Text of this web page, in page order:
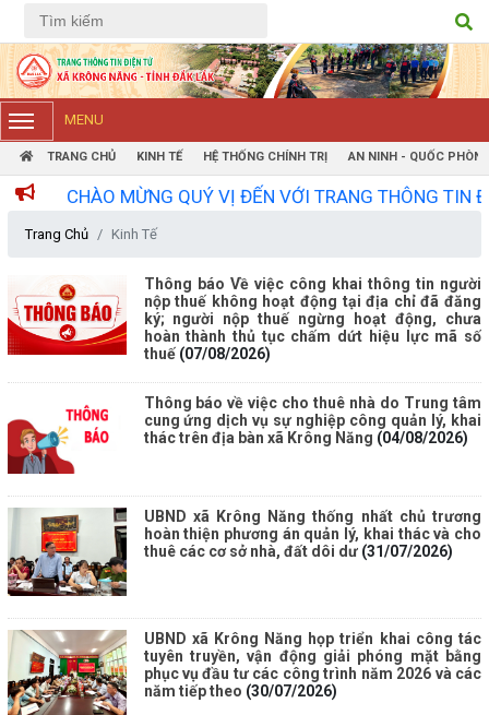
Tiếng Việt Tiếng Anh
MENU
TRANG CHỦ KINH TẾ HỆ THỐNG CHÍNH TRỊ AN NINH - QUỐC
CHÀO MỪNG QUÝ VỊ ĐẾN VỚI TRANG THÔNG TIN ĐIỆN
Trang Chủ Kinh Tế
Thông báo Về việc công khai thông tin người
nộp thuế không hoạt động tại địa chỉ đã đăng
ký; người nộp thuế ngừng hoạt động, chưa
hoàn thành thủ tục chấm dứt hiệu lực mã số
thuế (07/08/2026)
Thông báo về việc cho thuê nhà do Trung tâm
cung ứng dịch vụ sự nghiệp công quản lý, khai
thác trên địa bàn xã Krông Năng (04/08/2026)
UBND xã Krông Năng thống nhất chủ trương
hoàn thiện phương án quản lý, khai thác và cho
thuê các cơ sở nhà, đất dôi dư (31/07/2026)
UBND xã Krông Năng họp triển khai công tác
tuyên truyền, vận động giải phóng mặt bằng
phục vụ đầu tư các công trình năm 2026 và các
năm tiếp theo (30/07/2026)